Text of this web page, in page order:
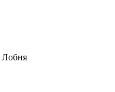
Лобня